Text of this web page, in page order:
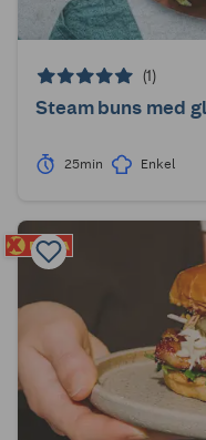
(1)
Steam buns med
25min Enkel